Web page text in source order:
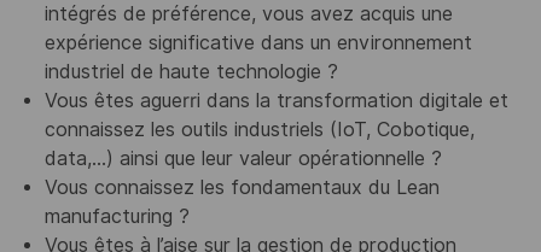
intégrés de préférence, vous avez acquis une
expérience significative dans un environnement
industriel de haute technologie ?
Vous êtes aguerri dans la transformation digitale et
connaissez les outils industriels (IoT, Cobotique,
data,…) ainsi que leur valeur opérationnelle ?
Vous connaissez les fondamentaux du Lean
manufacturing ?
Vous êtes à l’aise sur la gestion de production